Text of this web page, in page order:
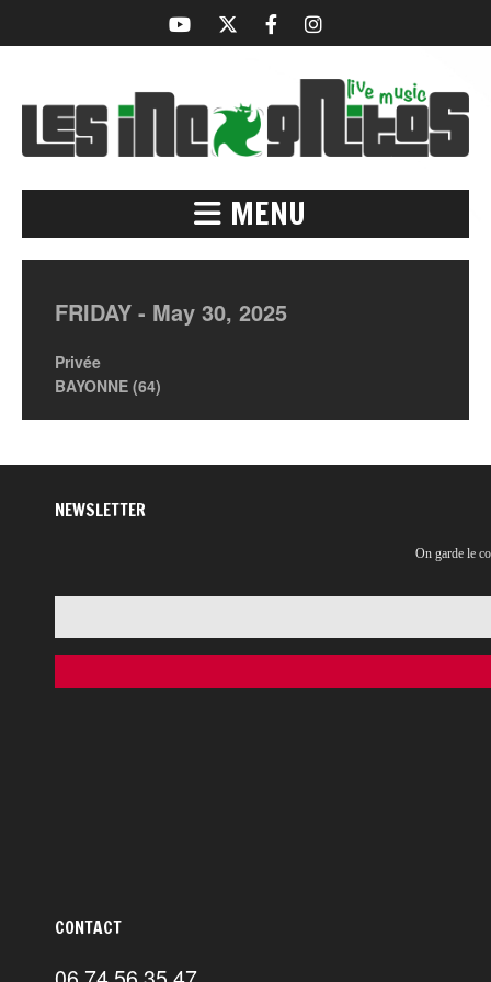
MENU
FRIDAY - May 30, 2025
Privée
BAYONNE (64)
NEWSLETTER
On garde le
CONTACT